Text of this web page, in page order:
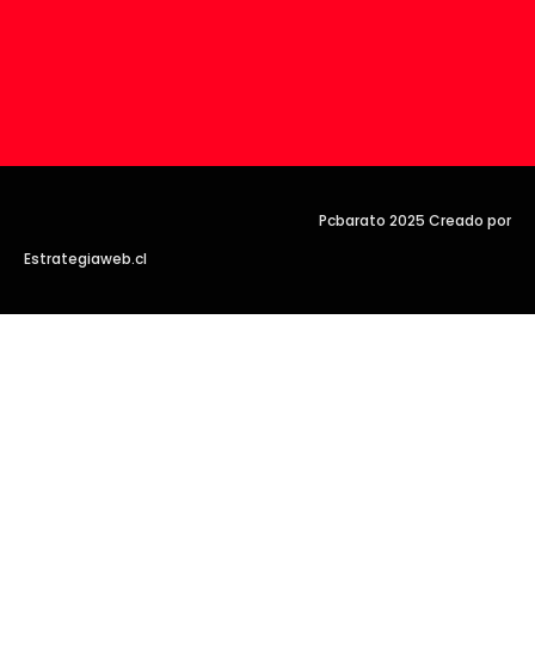
Pcbarato 2025 Creado por
Estrategiaweb.cl